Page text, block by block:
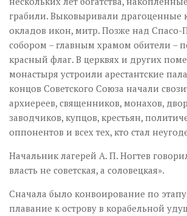
грабили. Выковыривали драгоценные
окладов икон, митр. Позже над Спасо-
собором – главным храмом обители –
красный флаг. В церквях и других
монастыря устроили арестантские
концов Советского Союза начали
архиереев, священников, монахов,
заводчиков, купцов, крестьян,
оппонентов и всех тех, кто стал
Начальник лагерей А. П. Ногтев
власть не советская, а соловецкая».
Сначала было конвоирование по
плавание к острову в корабельной